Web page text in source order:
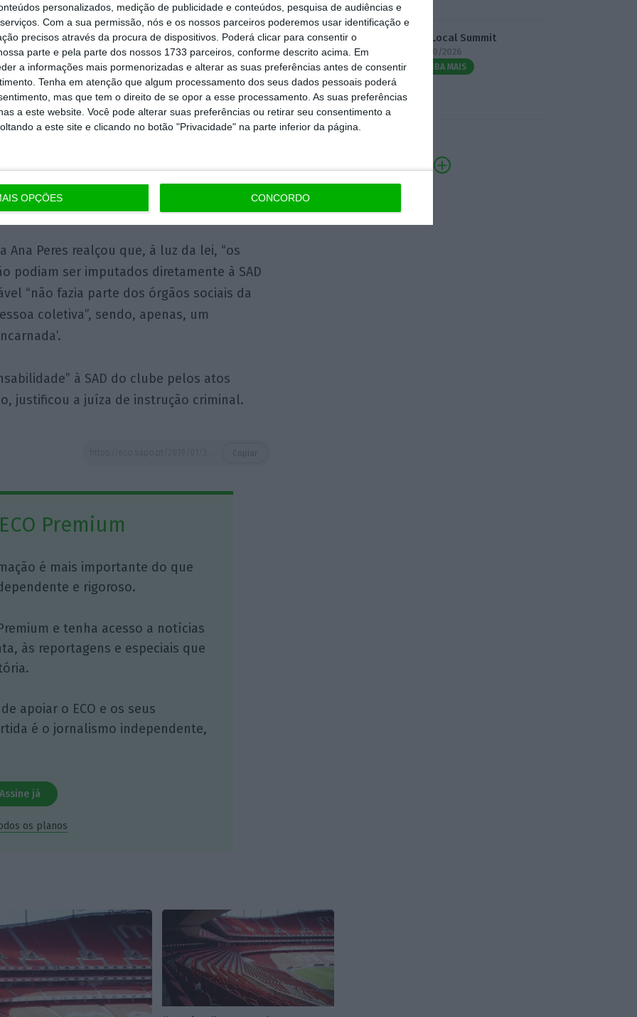
personalizados, medição de publicidade e conteúdos, pesquisa de audiências e
Com a sua permissão, nós e os nossos parceiros poderemos usar identificação e
precisos através da procura de dispositivos. Poderá clicar para consentir o
parte e pela parte dos nossos 1733 parceiros, conforme descrito acima. Em
a informações mais pormenorizadas e alterar as suas preferências antes de consentir
Tenha em atenção que algum processamento dos seus dados pessoais poderá
mas que tem o direito de se opor a esse processamento. As suas preferências
a este website. Você pode alterar suas preferências ou retirar seu consentimento a
a este site e clicando no botão "Privacidade" na parte inferior da página.
OPÇÕES CONCORDO
à decisão anunciada em 21 de
de 2018, o MP defendeu a pronúncia da
por um crime de corrupção ativa,
oferta ou recebimento indevido de
e de 28 crimes de falsidade informática.
funcionários judiciais Júlio Loureiro, pelos
indevido de vantagem,
favorecimento pessoal, falsidade
Peres realçou que, à luz da lei, “os
podiam ser imputados diretamente à SAD
“não fazia parte dos órgãos sociais da
coletiva”, sendo, apenas, um
à SAD do clube pelos atos
justificou a juíza de instrução criminal.
Premium
é mais importante do que
e rigoroso.
e tenha acesso a notícias
às reportagens e especiais que
apoiar o ECO e os seus
é o jornalismo independente,
Assine já
os planos
3.º Local Summit
07/10/2026
SAIBA MAIS